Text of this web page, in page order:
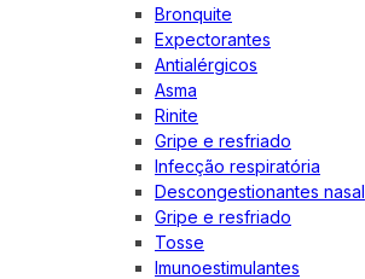
Bronquite
Expectorantes
Antialérgicos
Asma
Rinite
Gripe e resfriado
Infecção respiratória
Descongestionantes nasal
Gripe e resfriado
Tosse
Imunoestimulantes